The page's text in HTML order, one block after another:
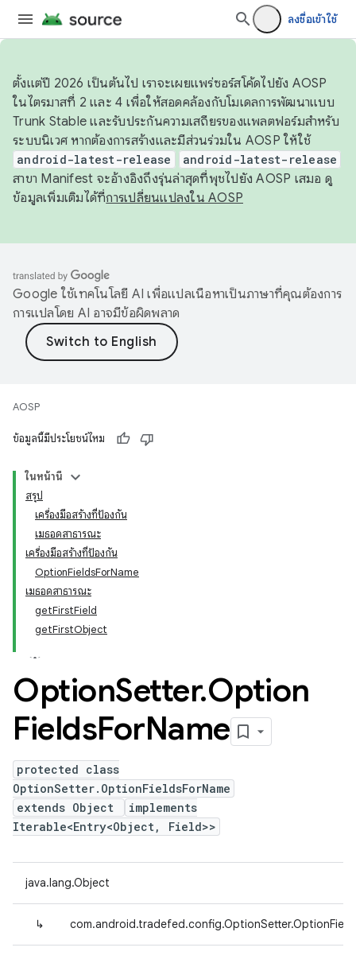
ลงชื่อเข้าใช้
ตั้งแต่ปี 2026 เป็นต้นไป เราจะเผยแพร่ซอร์สโค้ดไปยัง AOSP
ในไตรมาสที่ 2 และ 4 เพื่อให้สอดคล้องกับโมเดลการพัฒนาแบบ
Trunk Stable และรับประกันความเสถียรของแพลตฟอร์มสำหรับ
ระบบนิเวศ หากต้องการสร้างและมีส่วนร่วมใน AOSP ให้ใช้
android-latest-release android-latest-release
สาขา Manifest จะอ้างอิงถึงรุ่นล่าสุดที่พุชไปยัง AOSP เสมอ ดู
ข้อมูลเพิ่มเติมได้ที่การเปลี่ยนแปลงใน AOSP
Google ใช้เทคโนโลยี AI เพื่อแปลเนื้อหาเป็นภาษาที่คุณต้องการ
การแปลโดย AI อาจมีข้อผิดพลาด
AOSP
ข้อมูลนี้มีประโยชน์ไหม
ในหน้านี้
สรุป
เครื่องมือสร้างที่ป้องกัน
เมธอดสาธารณะ
เครื่องมือสร้างที่ป้องกัน
OptionFieldsForName
เมธอดสาธารณะ
getFirstField
getFirstObject
OptionSetter.Option
FieldsForName
protected class
OptionSetter.OptionFieldsForName
extends Object
implements
Iterable<Entry<Object, Field>>
java.lang.Object
↳